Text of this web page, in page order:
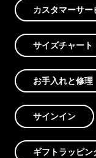
カスタマーサー
サイズチャート
お手入れと修理
サインイン
ギフトラッピン